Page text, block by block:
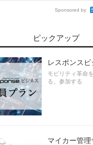
Sponsored by
ピックアップ
レスポンス
モビリティ革命
る、参加する
マイカー管理